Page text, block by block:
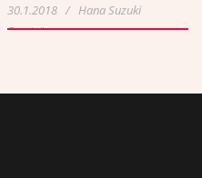
30.1.2018 / Hana Suzuki
Ernström